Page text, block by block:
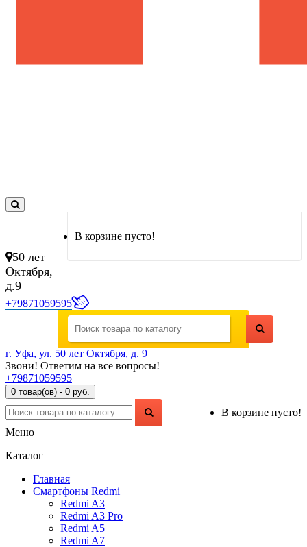
В корзине пусто!
50 лет
Октября,
д.9
+79871059595
г. Уфа, ул. 50 лет Октября, д. 9
Звони! Ответим на все вопросы!
+79871059595
0 товар(ов) - 0 руб.
В корзине пусто!
Меню
Каталог
Главная
Смартфоны Redmi
Redmi A3
Redmi A3 Pro
Redmi A5
Redmi A7